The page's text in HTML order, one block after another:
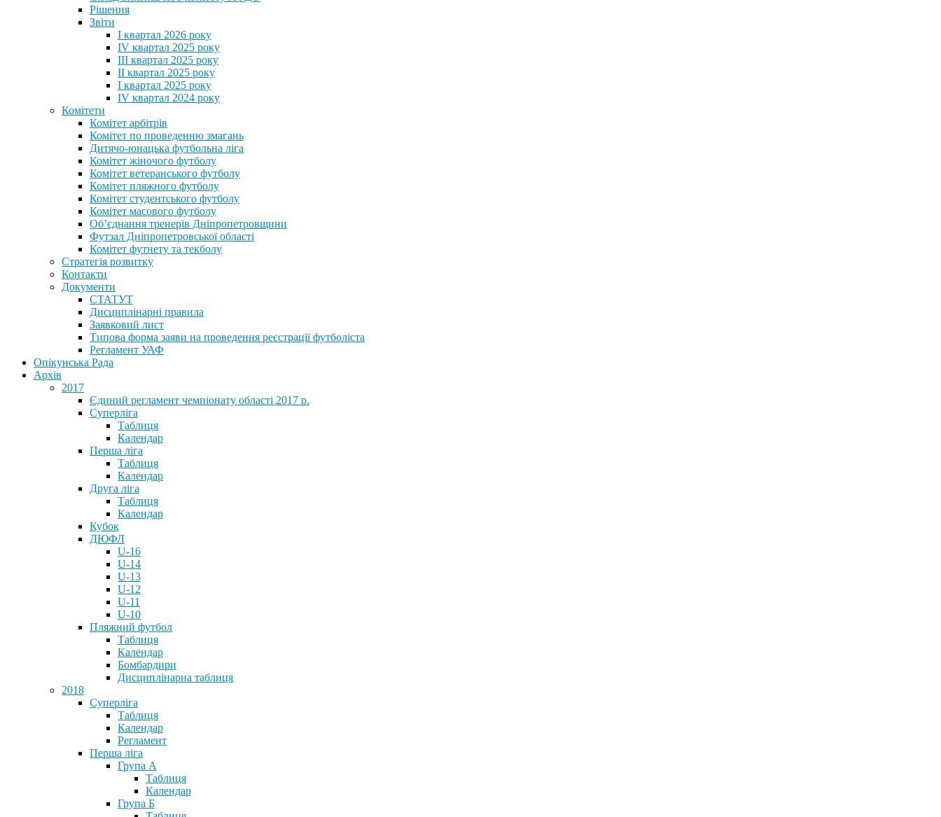
Рішення
Звіти
I квартал 2026 року
IV квартал 2025 року
III квартал 2025 року
II квартал 2025 року
I квартал 2025 року
IV квартал 2024 року
Комітети
Комітет арбітрів
Комітет по проведенню змагань
Дитячо-юнацька футбольна ліга
Комітет жіночого футболу
Комітет ветеранського футболу
Комітет пляжного футболу
Комітет студентського футболу
Комітет масового футболу
Обʼєднання тренерів Дніпропетровщини
Футзал Дніпропетровської області
Комітет футнету та текболу
Стратегія розвитку
Контакти
Документи
СТАТУТ
Дисциплінарні правила
Заявковий лист
Типова форма заяви на проведення реєстрації футболіста
Регламент УАФ
Опікунська Рада
Архів
2017
Єдиний регламент чемпіонату області 2017 р.
Суперліга
Таблиця
Календар
Перша ліга
Таблиця
Календар
Друга ліга
Таблиця
Календар
Кубок
ДЮФЛ
U-16
U-14
U-13
U-12
U-11
U-10
Пляжний футбол
Таблиця
Календар
Бомбардири
Дисциплінарна таблиця
2018
Суперліга
Таблиця
Календар
Регламент
Перша ліга
Група А
Таблиця
Календар
Група Б